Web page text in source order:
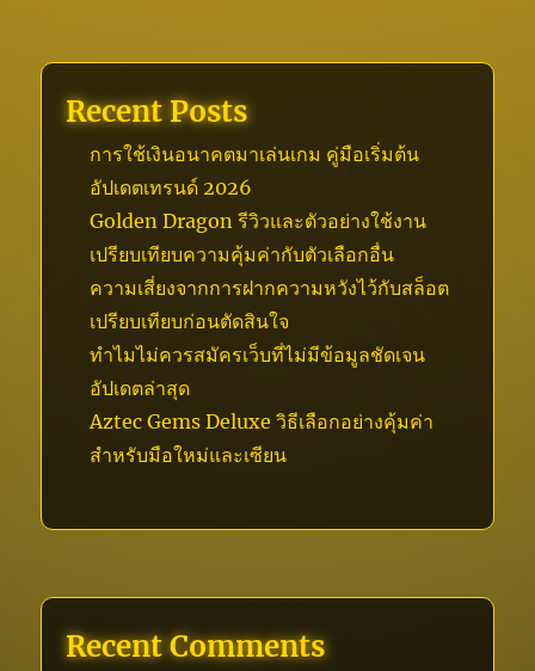
Recent Posts
การใช้เงินอนาคตมาเล่นเกม คู่มือเริ่มต้น
อัปเดตเทรนด์ 2026
Golden Dragon รีวิวและตัวอย่างใช้งาน
เปรียบเทียบความคุ้มค่ากับตัวเลือกอื่น
ความเสี่ยงจากการฝากความหวังไว้กับสล็อต
เปรียบเทียบก่อนตัดสินใจ
ทำไมไม่ควรสมัครเว็บที่ไม่มีข้อมูลชัดเจน
อัปเดตล่าสุด
Aztec Gems Deluxe วิธีเลือกอย่างคุ้มค่า
สำหรับมือใหม่และเซียน
Recent Comments